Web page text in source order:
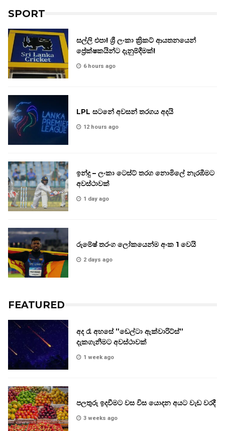
SPORT
සල්ලි එපා! ශ්‍රී ලංකා ක්‍රිකට් ආයතනයෙන්
ප්‍රේක්ෂකයින්ට දැනුම්දීමක්!
6 hours ago
LPL සටනේ අවසන් තරගය අදයි
12 hours ago
ඉන්දු – ලංකා ටෙස්ට් තරග නොමිලේ නැරඹීමට
අවස්ථාවක්
1 day ago
රුමේෂ් තරංග ලෝකයෙන්ම අංක 1 වෙයි
2 days ago
FEATURED
අද රෑ අහසේ ”ඩෙල්ටා ඇක්වාරිට්ස්”
දැකගැනීමට අවස්ථාවක්
1 week ago
පලතුරු ඉදවීමට වස විස යොදන අයට වැඩ වරදී
3 weeks ago